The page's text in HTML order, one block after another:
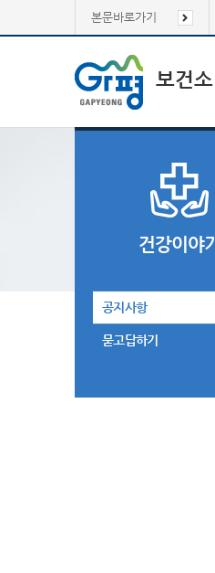
본문바로가기
보건소
건강이야기
공지사항
묻고답하기